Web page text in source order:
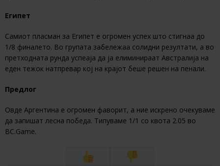
Египет
Самиот пласман за Египет е огромен успех што стигнаа до
1/8 финалето. Во групата забележаа солидни резултати, а во
претходната рунда успеаја да ја елиминираат Австралија на
еден тежок натпревар кој на крајот беше решен на пенали.
Предлог
Овде Аргентина е огромен фаворит, а ние искрено очекуваме
да запишат лесна победа. Типуваме 1/1 со квота 2.05 во
BC.Game.